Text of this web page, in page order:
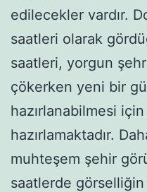
edilecekler vardır.
saatleri olarak
saatleri, yorgun
çökerken yeni bir
hazırlanabilmesi
hazırlamaktadır.
muhteşem şehir
saatlerde görselliğin